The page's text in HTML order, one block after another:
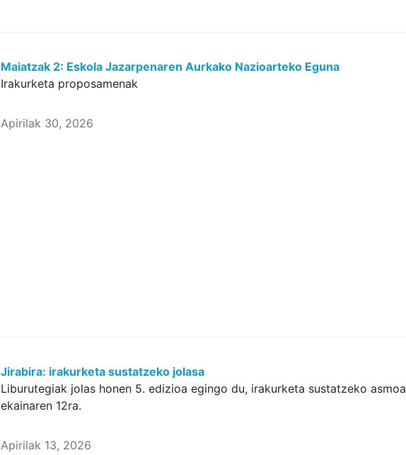
Maiatzak 2: Eskola Jazarpenaren Aurkako Nazioarteko Eguna
Irakurketa proposamenak
Apirilak 30, 2026
Jirabira: irakurketa sustatzeko jolasa
Liburutegiak jolas honen 5. edizioa egingo du, irakurketa sustatzeko
ekainaren 12ra.
Apirilak 13, 2026